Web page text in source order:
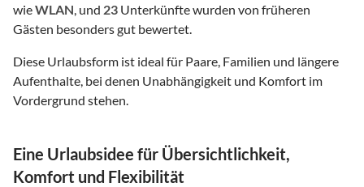
wieWLAN, und 23 Unterkünfte wurden von früheren
Gästen besonders gut bewertet.
Diese Urlaubsform ist ideal für Paare, Familien und längere
Aufenthalte, bei denen Unabhängigkeit und Komfort im
Vordergrund stehen.
Eine Urlaubsidee für Übersichtlichkeit,
Komfort und Flexibilität